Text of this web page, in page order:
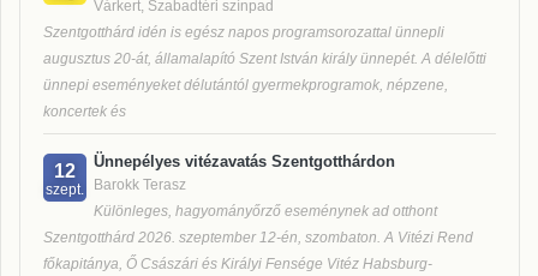
Várkert, Szabadtéri színpad
Szentgotthárd idén is egész napos programsorozattal ünnepli
augusztus 20-át, államalapító Szent István király ünnepét. A délelőtti
ünnepi eseményeket délutántól gyermekprogramok, népzene,
koncertek és
12
szept.
Ünnepélyes vitézavatás Szentgotthárdon
Barokk Terasz
Különleges, hagyományőrző eseménynek ad otthont
Szentgotthárd 2026. szeptember 12-én, szombaton. A Vitézi Rend
főkapitánya, Ő Császári és Királyi Fensége Vitéz Habsburg-